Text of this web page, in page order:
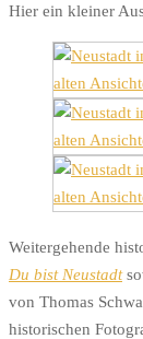
Hier ein kleiner
Weitergehende
Du bist Neustadt
von Thomas
historischen